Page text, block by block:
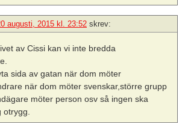
augusti, 2015 kl. 23:52 skrev:
av Cissi kan vi inte bredda
sida av gatan när dom möter
när dom möter svenskar,större grupp
möter person osv så ingen ska